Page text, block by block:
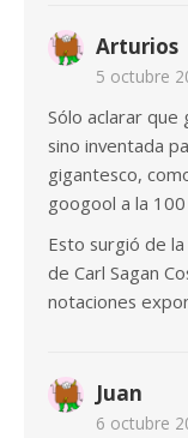
Arturios
5 octubre
Sólo aclarar que
sino inventada
gigantesco,
googool a la
Esto surgió de
de Carl Sagan
notaciones
Juan
6 octubre